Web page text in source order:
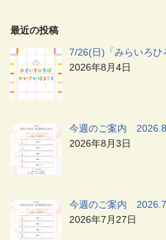
最近の投稿
7/26(日)「みらいろひ
2026年8月4日
今週のご案内
2026年8月3日
今週のご案内
2026年7月27日